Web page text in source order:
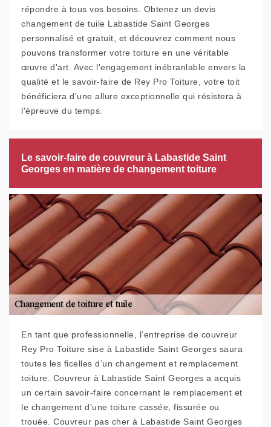
répondre à tous vos besoins. Obtenez un devis
changement de tuile Labastide Saint Georges
personnalisé et gratuit, et découvrez comment nous
pouvons transformer votre toiture en une véritable
œuvre d'art. Avec l'engagement inébranlable envers la
qualité et le savoir-faire de Rey Pro Toiture, votre toit
bénéficiera d'une allure exceptionnelle qui résistera à
l'épreuve du temps.
Le savoir-faire de couvreur à Labastide Saint
Georges en matière de changement toiture
En tant que professionnelle, l’entreprise de couvreur
Rey Pro Toiture sise à Labastide Saint Georges saura
toutes les ficelles d’un changement et remplacement
toiture. Couvreur à Labastide Saint Georges a acquis
un certain savoir-faire concernant le remplacement et
le changement d’une toiture cassée, fissurée ou
trouée. Couvreur pas cher à Labastide Saint Georges